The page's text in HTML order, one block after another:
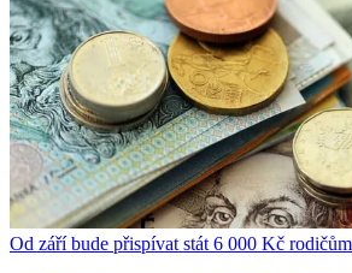
Od září bude přispívat stát 6 000 Kč